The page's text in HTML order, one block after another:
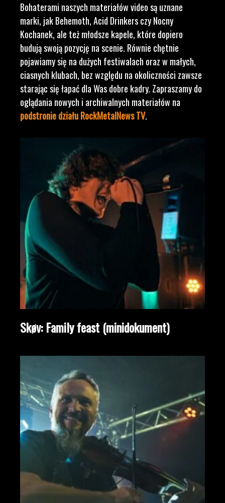
Bohaterami naszych materiałów video są uznane
marki, jak Behemoth, Acid Drinkers czy Nocny
Kochanek, ale też młodsze kapele, które dopiero
budują swoją pozycję na scenie. Równie chętnie
pojawiamy się na dużych festiwalach oraz w małych,
ciasnych klubach, bez względu na okoliczności zawsze
starając się łapać dla Was dobre kadry. Zapraszamy do
oglądania nowych i archiwalnych materiałów na
podstronie działu RockMetalNews TV.
Skøv: Family feast (minidokument)